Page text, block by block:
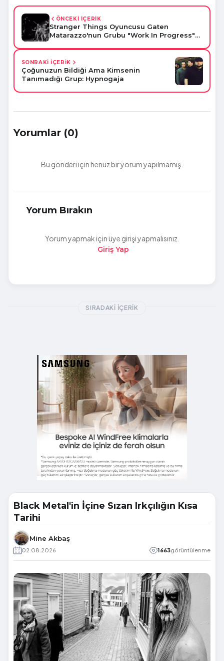
ÖNCEKİ İÇERİK
Stranger Things Oyuncusu Gaten
Matarazzo'nun Grubu "Work In Progress"
SONRAKİ İÇERİK
Çoğunuzun Bildiği Ama Kimsenin
Tanımadığı Grup: Hypnogaja
Yorumlar (0)
Bu gönderi için henüz bir yorum yapılmamış.
Yorum Bırakın
Yorum yapmak için üye girişi yapmalısınız.
Giriş Yap
SIRADAKI İÇERIK
Black Metal'in İçine Sızan Irkçılığın Kısa
Tarihi
Mine Akbaş
02.08.2026 1663görüntülenme